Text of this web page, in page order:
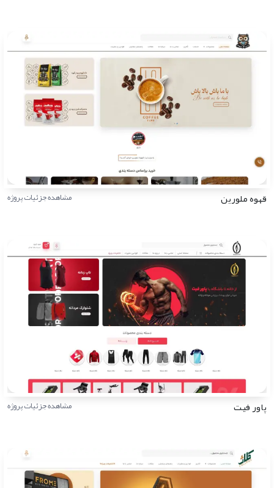
قهوه ملورین مشاهده جزئیات پروژه
پاور فیت مشاهده جزئیات پروژه